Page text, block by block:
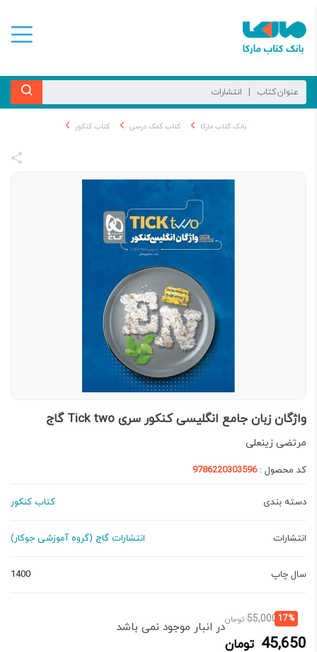
بانک کتاب مارکا کتاب کمک درسی کتاب کنکور
واژگان زبان جامع انگلیسی کنکور سری Tick two گاج
مرتضی زینعلی
کد محصول :9786220303596
دسته بندی کتاب کنکور
انتشارات انتشارات گاج (گروه آموزشی جوکار)
سال چاپ 1400
17%
55,000 تومانقیمت
اصلی:
45,650 تومان
قیمت
فعلی:
45,650 تومان.
در انبار موجود نمی باشد